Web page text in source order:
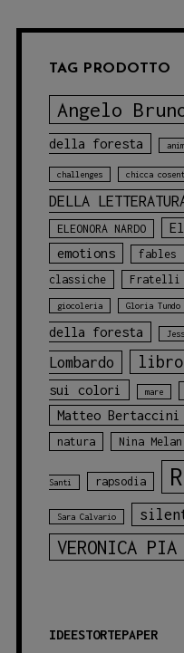
TAG PRODOTTO
Angelo
della foresta
challenges chicca
DELLA
ELEONORA NARDO
emotions
fables
classiche
Fratelli
giocoleria Gloria Tundo
della foresta
Lombardo
sui colori
mare
Matteo Bertaccini
natura Nina Melan
Santi rapsodia
Sara Calvario
VERONICA PIA
IDEESTORTEPAPER